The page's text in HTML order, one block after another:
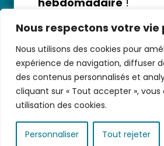
Nous respectons votre vie
Nous utilisons des cookies pour
expérience de navigation, diffuser
des contenus personnalisés et
cliquant sur « Tout accepter »,
utilisation des cookies.
Personnaliser Tout rejeter
Nous contacter- CGV/
personnelles-Infos
!
Votre email